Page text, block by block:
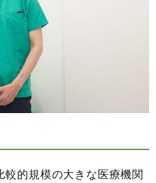
的規模の大きな医療機関